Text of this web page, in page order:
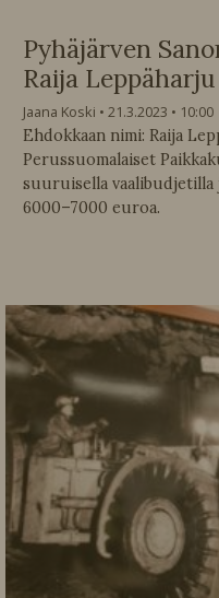
Pyhäjärven
Raija Leppäharju
Jaana Koski 21.3.2023
10:00
Ehdokkaan nimi: Raija
Perussuomalaiset
suuruisella vaalibudjetilla
6000–7000 euroa.